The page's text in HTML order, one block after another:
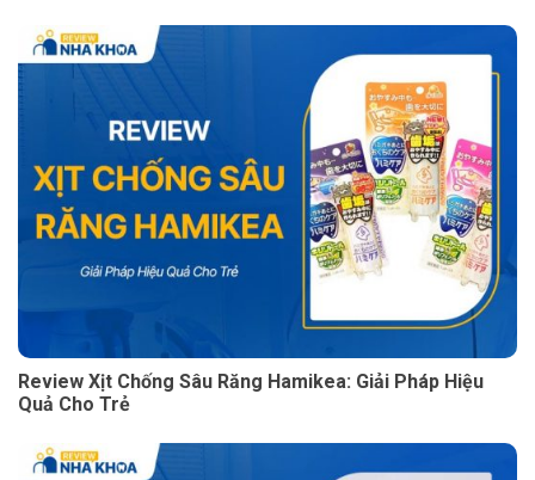
Review Xịt Chống Sâu Răng Hamikea: Giải Pháp Hiệu
Quả Cho Trẻ